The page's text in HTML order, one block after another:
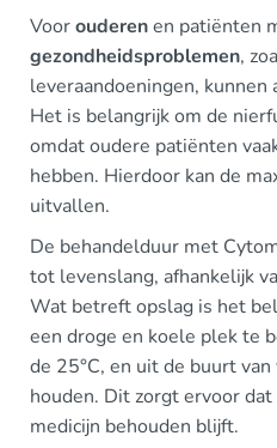
Voorouderenen patiënten
gezondheidsproblemen,
leveraandoeningen, kunnen
Het is belangrijk om de
omdat oudere patiënten
hebben. Hierdoor kan de
uitvallen.
De behandelduur met
tot levenslang, afhankelijk
Wat betreft opslag is het
een droge en koele plek te
de 25°C, en uit de buurt
houden. Dit zorgt ervoor
medicijn behouden blijft.